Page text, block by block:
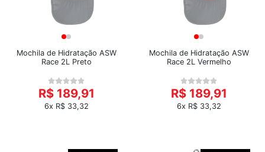
Mochila de Hidratação ASW
Race 2L Preto
R$ 189,91
6x R$ 33,32
Mochila de Hidratação ASW
Race 2L Vermelho
R$ 189,91
6x R$ 33,32